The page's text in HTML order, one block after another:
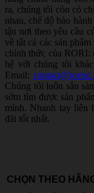
ra, chúng tôi còn có
nhau, chế độ bảo
tận nơi theo yêu cầu
về tất cả các sản
chính thức của RORI:
hệ với chúng tôi
Email:
Chúng tôi luôn sẵn
sớm tìm được sản
mình. Nhanh tay liên
đãi tốt nhất.
CHỌN THEO